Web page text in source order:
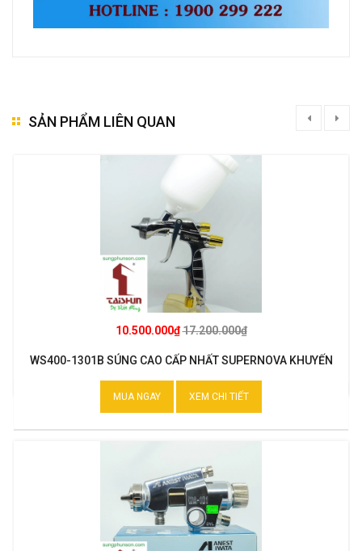
SẢN PHẨM LIÊN QUAN
10.500.000₫17.200.000₫
WS400-1301B SÚNG CAO CẤP NHẤT SUPERNOVA KHUYẾN
MUA NGAY XEM CHI TIẾT